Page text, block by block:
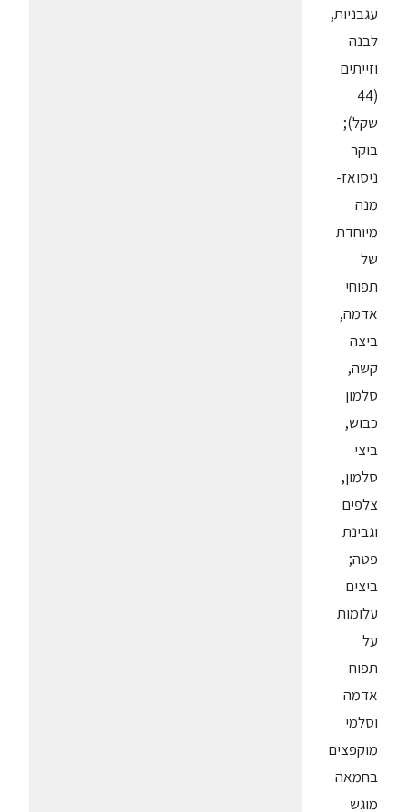
עגבניות,
לבנה
וזייתים
(44
שקל);
בוקר
ניסואז-
מנה
מיוחדת
של
תפוחי
אדמה,
ביצה
קשה,
סלמון
כבוש,
ביצי
סלמון,
צלפים
וגבינת
פטה;
ביצים
עלומות
על
תפוח
אדמה
וסלמי
מוקפצים
בחמאה
מוגש